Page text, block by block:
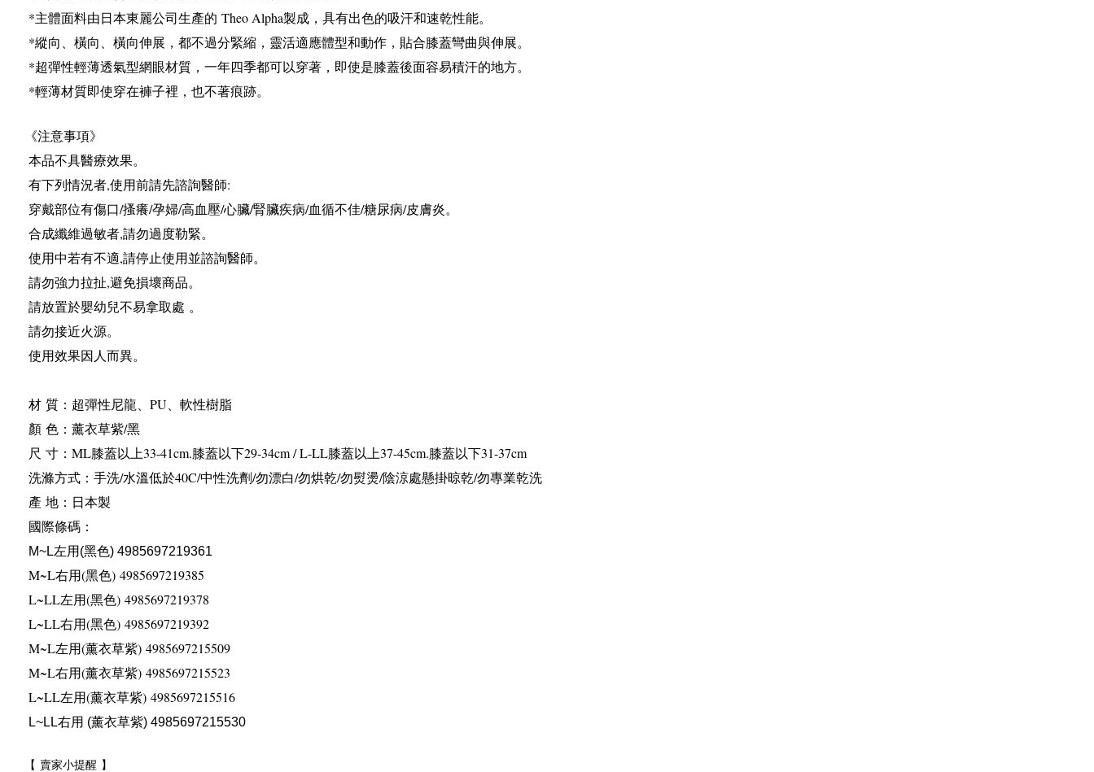
*主體面料由日本東麗公司生產的 Theo Alpha製成，具有出色的吸汗和速乾性能。
*縱向、橫向、橫向伸展，都不過分緊縮，靈活適應體型和動作，貼合膝蓋彎曲與伸展。
*超彈性輕薄透氣型網眼材質，一年四季都可以穿著，即使是膝蓋後面容易積汗的地方。
*輕薄材質即使穿在褲子裡，也不著痕跡。
《注意事項》
本品不具醫療效果。
有下列情況者,使用前請先諮詢醫師:
穿戴部位有傷口/搔癢/孕婦/高血壓/心臟/腎臟疾病/血循不佳/糖尿病/皮膚炎。
合成纖維過敏者,請勿過度勒緊。
使用中若有不適,請停止使用並諮詢醫師。
請勿強力拉扯,避免損壞商品。
請放置於嬰幼兒不易拿取處 。
請勿接近火源。
使用效果因人而異。
材 質：超彈性尼龍、 PU、軟性樹脂
顏 色：薰衣草紫/黑
尺 寸： ML膝蓋以上33-41cm.膝蓋以下29-34cm / L-LL膝蓋以上37-45cm.膝蓋以下31-37cm
洗滌方式：手洗/水溫低於40C/中性洗劑/勿漂白/勿烘乾/勿熨燙/陰涼處懸掛晾乾/勿專業乾洗
產 地：日本製
國際條碼：
M~L左用(黑色) 4985697219361
M~L右用(黑色) 4985697219385
L~LL左用(黑色) 4985697219378
L~LL右用(黑色) 4985697219392
M~L左用(薰衣草紫) 4985697215509
M~L右用(薰衣草紫) 4985697215523
L~LL左用(薰衣草紫) 4985697215516
L~LL右用 (薰衣草紫) 4985697215530
【 賣家小提醒 】